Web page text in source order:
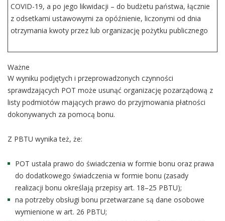
COVID-19, a po jego likwidacji – do budżetu państwa, łącznie
z odsetkami ustawowymi za opóźnienie, liczonymi od dnia
otrzymania kwoty przez lub organizację pożytku publicznego
Ważne
W wyniku podjętych i przeprowadzonych czynności
sprawdzających POT może usunąć organizację pozarządową z
listy podmiotów mających prawo do przyjmowania płatności
dokonywanych za pomocą bonu.
Z PBTU wynika też, że:
POT ustala prawo do świadczenia w formie bonu oraz prawa
do dodatkowego świadczenia w formie bonu (zasady
realizacji bonu określają przepisy art. 18–25 PBTU);
na potrzeby obsługi bonu przetwarzane są dane osobowe
wymienione w art. 26 PBTU;